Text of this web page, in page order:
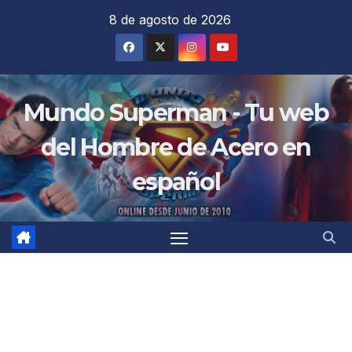
8 de agosto de 2026
Mundo Superman - Tu web
del Hombre de Acero en
español